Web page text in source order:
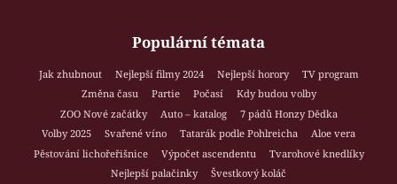
Populární témata
Jak zhubnout Nejlepší filmy 2024 Nejlepší horory
TV program
Změna času
Partie Počasí
Kdy budou volby
ZOO Nové začátky
Auto – katalog
7 pádů Honzy Dědka
Volby 2025
Svařené víno Tatarák podle Pohlreicha
Aloe vera
Pěstování lichořeřišnice
Výpočet ascendentu
Tvarohové knedlíky
Nejlepší palačinky
Švestkový koláč